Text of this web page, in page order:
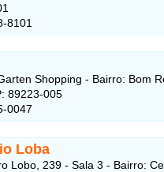
8101
Shopping - Bairro: Bom
89223-005
0047
Loba
Lobo, 239 - Sala 3 - Bairro: